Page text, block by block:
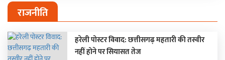
राजनीति
हरेली पोस्टर विवाद: छत्तीसगढ़ महतारी की तस्वीर
नहीं होने पर सियासत तेज